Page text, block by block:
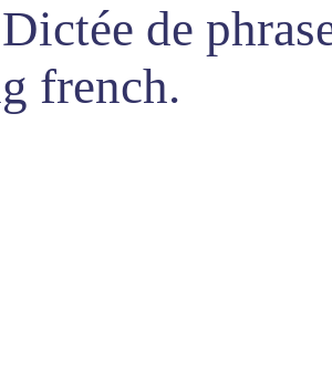
de
french.